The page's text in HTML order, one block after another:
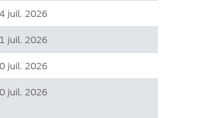
juil. 2026
juil. 2026
juil. 2026
juil. 2026